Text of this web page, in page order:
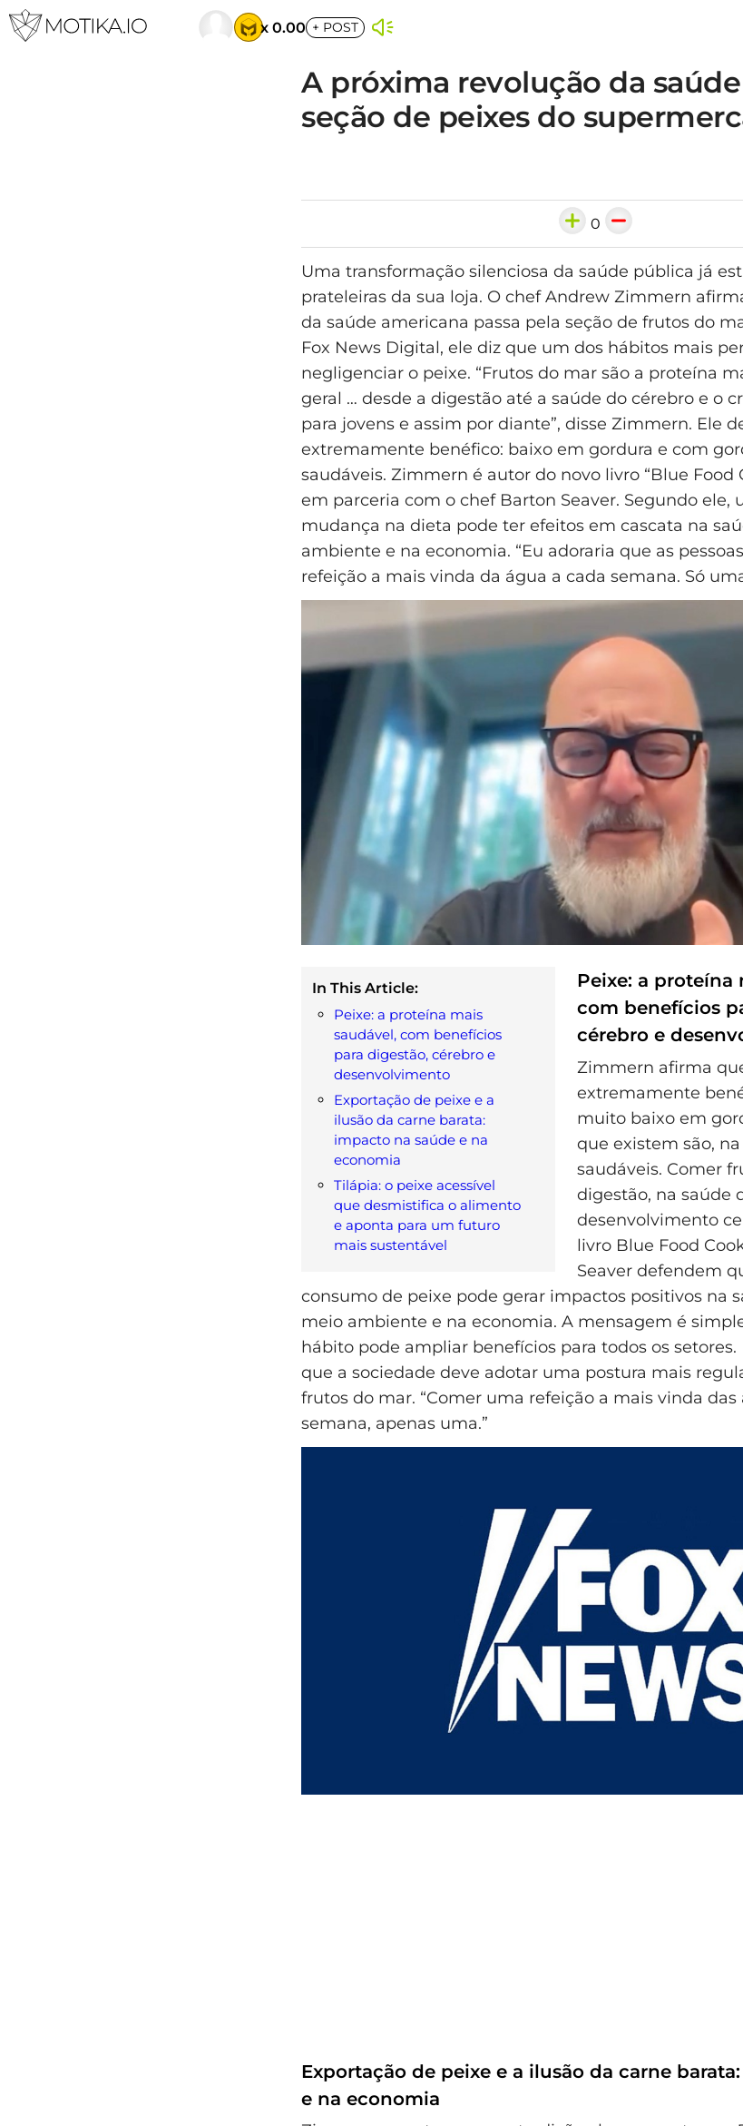
x 0.00 + POST
A próxima revolução da
seção de peixes do
0
Uma transformação silenciosa da saúde pública já
prateleiras da sua loja. O chef Andrew Zimmern
da saúde americana passa pela seção de frutos do
Fox News Digital, ele diz que um dos hábitos mais
negligenciar o peixe. “Frutos do mar são a proteína
geral … desde a digestão até a saúde do cérebro e o
para jovens e assim por diante”, disse Zimmern. Ele
extremamente benéfico: baixo em gordura e com
saudáveis. Zimmern é autor do novo livro “Blue Food
em parceria com o chef Barton Seaver. Segundo ele,
mudança na dieta pode ter efeitos em cascata na
ambiente e na economia. “Eu adoraria que as
refeição a mais vinda da água a cada semana. Só
In This Article:
Peixe: a proteína mais
saudável, com benefícios
para digestão, cérebro e
desenvolvimento
Exportação de peixe e a
ilusão da carne barata:
impacto na saúde e na
economia
Tilápia: o peixe acessível
que desmistifica o alimento
e aponta para um futuro
mais sustentável
Peixe: a proteína
com benefícios
cérebro e
Zimmern afirma
extremamente
muito baixo em
que existem são,
saudáveis. Comer
digestão, na saúde
desenvolvimento
livro Blue Food
Seaver defendem
consumo de peixe pode gerar impactos positivos na
meio ambiente e na economia. A mensagem é
hábito pode ampliar benefícios para todos os setores.
que a sociedade deve adotar uma postura mais
frutos do mar. “Comer uma refeição a mais vinda das
semana, apenas uma.”
Exportação de peixe e a ilusão da carne
e na economia